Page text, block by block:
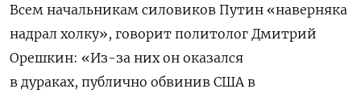
Всем начальникам силовиков Путин «наверняка
надрал холку», говорит политолог Дмитрий
Орешкин: «Из-за них он оказался
в дураках, публично обвинив США в